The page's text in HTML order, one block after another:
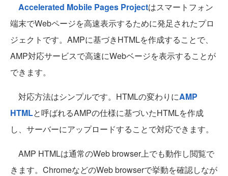
Accelerated Mobile Pages Projectはスマートフォン
端末でWebページを高速表示するために発足されたプロ
ジェクトです。AMPに基づきHTMLを作成することで、
AMP対応サービスで高速にWebベージを表示することが
できます。
対応方法はシンプルです。HTMLの変わりにAMP
HTMLと呼ばれるAMPの仕様に基づいたHTMLを作成
し、サーバーにアップロードすることで対応できます。
AMP HTMLは通常のWeb browser上でも動作し閲覧で
きます。ChromeなどのWeb browserで挙動を確認しなが